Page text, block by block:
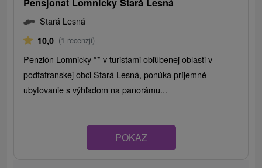
Stará Lesná
10,0 (1 recenzji)
Penzión Lomnicky ** v turistami obľúbenej oblasti v
podtatranskej obci Stará Lesná, ponúka príjemné
ubytovanie s výhľadom na panorámu...
POKAZ